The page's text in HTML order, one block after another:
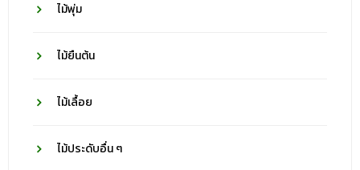
ไม้พุ่ม
ไม้ยืนต้น
ไม้เลื้อย
ไม้ประดับอื่น ๆ